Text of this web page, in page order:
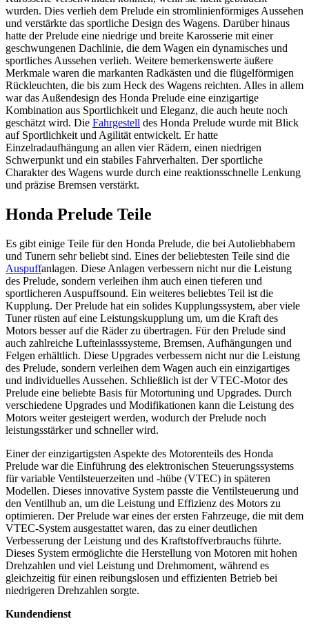
wurden. Dies verlieh dem Prelude ein stromlinienförmiges Aussehen
und verstärkte das sportliche Design des Wagens. Darüber hinaus
hatte der Prelude eine niedrige und breite Karosserie mit einer
geschwungenen Dachlinie, die dem Wagen ein dynamisches und
sportliches Aussehen verlieh. Weitere bemerkenswerte äußere
Merkmale waren die markanten Radkästen und die flügelförmigen
Rückleuchten, die bis zum Heck des Wagens reichten. Alles in allem
war das Außendesign des Honda Prelude eine einzigartige
Kombination aus Sportlichkeit und Eleganz, die auch heute noch
geschätzt wird. Die Fahrgestell des Honda Prelude wurde mit Blick
auf Sportlichkeit und Agilität entwickelt. Er hatte
Einzelradaufhängung an allen vier Rädern, einen niedrigen
Schwerpunkt und ein stabiles Fahrverhalten. Der sportliche
Charakter des Wagens wurde durch eine reaktionsschnelle Lenkung
und präzise Bremsen verstärkt.
Honda Prelude Teile
Es gibt einige Teile für den Honda Prelude, die bei Autoliebhabern
und Tunern sehr beliebt sind. Eines der beliebtesten Teile sind die
Auspuffanlagen. Diese Anlagen verbessern nicht nur die Leistung
des Prelude, sondern verleihen ihm auch einen tieferen und
sportlicheren Auspuffsound. Ein weiteres beliebtes Teil ist die
Kupplung. Der Prelude hat ein solides Kupplungssystem, aber viele
Tuner rüsten auf eine Leistungskupplung um, um die Kraft des
Motors besser auf die Räder zu übertragen. Für den Prelude sind
auch zahlreiche Lufteinlasssysteme, Bremsen, Aufhängungen und
Felgen erhältlich. Diese Upgrades verbessern nicht nur die Leistung
des Prelude, sondern verleihen dem Wagen auch ein einzigartiges
und individuelles Aussehen. Schließlich ist der VTEC-Motor des
Prelude eine beliebte Basis für Motortuning und Upgrades. Durch
verschiedene Upgrades und Modifikationen kann die Leistung des
Motors weiter gesteigert werden, wodurch der Prelude noch
leistungsstärker und schneller wird.
Einer der einzigartigsten Aspekte des Motorenteils des Honda
Prelude war die Einführung des elektronischen Steuerungssystems
für variable Ventilsteuerzeiten und -hübe (VTEC) in späteren
Modellen. Dieses innovative System passte die Ventilsteuerung und
den Ventilhub an, um die Leistung und Effizienz des Motors zu
optimieren. Der Prelude war eines der ersten Fahrzeuge, die mit dem
VTEC-System ausgestattet waren, das zu einer deutlichen
Verbesserung der Leistung und des Kraftstoffverbrauchs führte.
Dieses System ermöglichte die Herstellung von Motoren mit hohen
Drehzahlen und viel Leistung und Drehmoment, während es
gleichzeitig für einen reibungslosen und effizienten Betrieb bei
niedrigeren Drehzahlen sorgte.
Kundendienst